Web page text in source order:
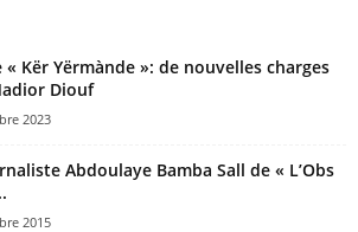
Kër Yërmànde »: de nouvelles charges
Diouf
2023
Abdoulaye Bamba Sall de « L’Obs
2015